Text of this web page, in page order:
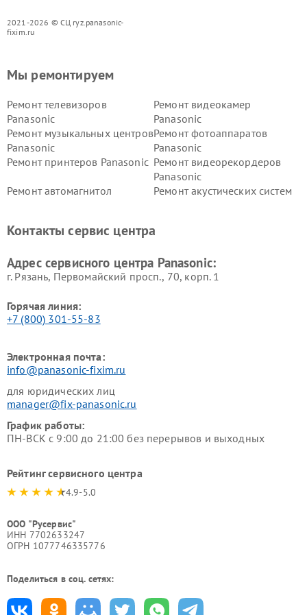
2021-2026 © СЦ ryz.panasonic-
fixim.ru
Мы ремонтируем
Ремонт телевизоров
Panasonic
Ремонт видеокамер
Panasonic
Ремонт музыкальных центров
Panasonic
Ремонт фотоаппаратов
Panasonic
Ремонт принтеров Panasonic Ремонт видеорекордеров
Panasonic
Ремонт автомагнитол
Ремонт акустических систем
панелей Panasonic
Контакты сервис центра
Адрес сервисного центра Panasonic:
г. Рязань, Первомайский просп., 70, корп. 1
Горячая линия:
+7 (800) 301-55-83
Электронная почта:
info@panasonic-fixim.ru
для юридических лиц
manager@fix-panasonic.ru
График работы:
ПН-ВСК с 9:00 до 21:00 без перерывов и выходных
Рейтинг сервисного центра
4.9-5.0
ООО "Русервис"
ИНН 7702633247
ОГРН 1077746335776
Поделиться в соц. сетях: